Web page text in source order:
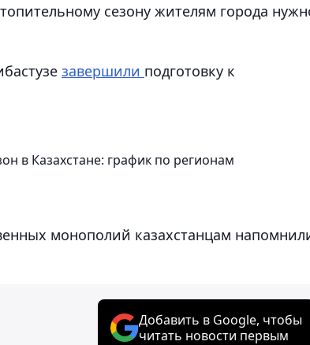
сезону жителям города
завершили подготовку к
в Казахстане: график по регионам
монополий казахстанцам
Добавить в Google, чтобы
читать новости первым